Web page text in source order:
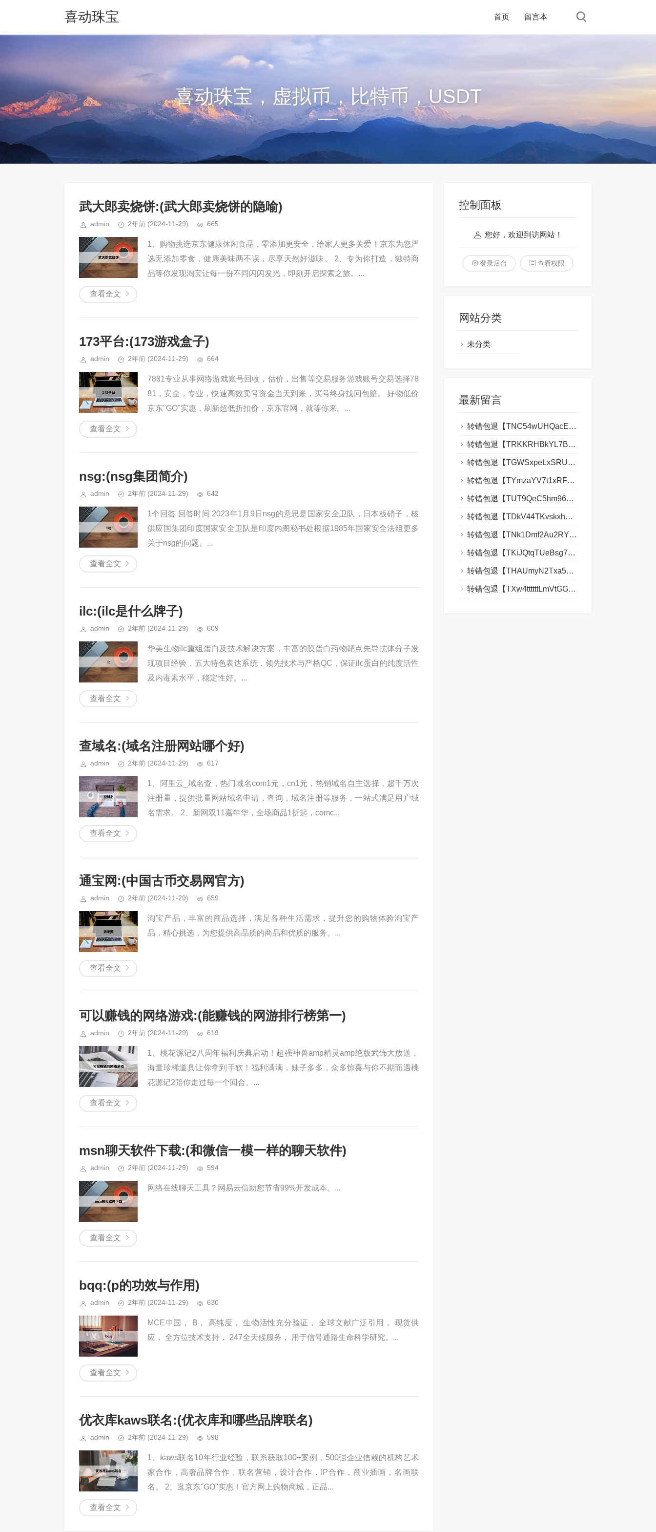
喜动珠宝 首页 留言本
喜动珠宝，虚拟币，比特币，USDT
武大郎卖烧饼:(武大郎卖烧饼的隐喻)
admin 2年前 (2024-11-29) 665
1、购物挑选京东健康休闲食品，零添加更安全，给家人更多关爱！京东为您严
选无添加零食，健康美味两不误，尽享天然好滋味。 2、专为你打造，独特商
品等你发现淘宝让每一份不同闪闪发光，即刻开启探索之旅。...
查看全文
173平台:(173游戏盒子)
admin 2年前 (2024-11-29) 664
7881专业从事网络游戏账号回收，估价，出售等交易服务游戏账号交易选择78
81，安全，专业，快速高效卖号资金当天到账，买号终身找回包赔。 好物低价
京东"GO"实惠，刷新超低折扣价，京东官网，就等你来。...
查看全文
nsg:(nsg集团简介)
admin 2年前 (2024-11-29) 642
1个回答 回答时间 2023年1月9日nsg的意思是国家安全卫队，日本板硝子，核
供应国集团印度国家安全卫队是印度内阁秘书处根据1985年国家安全法组更多
关于nsg的问题。...
查看全文
ilc:(ilc是什么牌子)
admin 2年前 (2024-11-29) 609
华美生物ilc重组蛋白及技术解决方案，丰富的膜蛋白药物靶点先导抗体分子发
现项目经验，五大特色表达系统，领先技术与严格QC，保证ilc蛋白的纯度活性
及内毒素水平，稳定性好。...
查看全文
查域名:(域名注册网站哪个好)
admin 2年前 (2024-11-29) 617
1、阿里云_域名查，热门域名com1元，cn1元，热销域名自主选择，超千万次
注册量，提供批量网站域名申请，查询，域名注册等服务，一站式满足用户域
名需求。 2、新网双11嘉年华，全场商品1折起，comc...
查看全文
通宝网:(中国古币交易网官方)
admin 2年前 (2024-11-29) 659
淘宝产品，丰富的商品选择，满足各种生活需求，提升您的购物体验淘宝产
品，精心挑选，为您提供高品质的商品和优质的服务。...
查看全文
可以赚钱的网络游戏:(能赚钱的网游排行榜第一)
admin 2年前 (2024-11-29) 619
1、桃花源记2八周年福利庆典启动！超强神兽amp精灵amp绝版武饰大放送，
海量珍稀道具让你拿到手软！福利满满，妹子多多，众多惊喜与你不期而遇桃
花源记2陪你走过每一个回合。...
查看全文
msn聊天软件下载:(和微信一模一样的聊天软件)
admin 2年前 (2024-11-29) 594
网络在线聊天工具？网易云信助您节省99%开发成本。...
查看全文
bqq:(p的功效与作用)
admin 2年前 (2024-11-29) 630
MCE中国， B， 高纯度， 生物活性充分验证， 全球文献广泛引用， 现货供
应， 全方位技术支持， 247全天候服务， 用于信号通路生命科学研究。...
查看全文
优衣库kaws联名:(优衣库和哪些品牌联名)
admin 2年前 (2024-11-29) 598
1、kaws联名10年行业经验，联系获取100+案例，500强企业信赖的机构艺术
家合作，高奢品牌合作，联名营销，设计合作，IP合作，商业插画，名画联
名。 2、逛京东"GO"实惠！官方网上购物商城，正品...
查看全文
控制面板
您好，欢迎到访网站！
登录后台 查看权限
网站分类
未分类
最新留言
转错包退【TNC54wUHQacEfFhMWPs44hvWue2G555555】客服TeleGram:【@TrxEm】
转错包退【TRKKRHBkYL7BPLKVYJp29zqYXqTv9XVnDR】客服TeleGram:【@TrxEm】
转错包退【TGWSxpeLxSRUTyi58A8fgT738drLR3vCHP】客服TeleGram:【@TrxEm】
转错包退【TYmzaYV7t1xRFE7Ayh22dV9y2h88888888】客服TeleGram:【@TrxEm】
转错包退【TUT9QeC5hm96yhtEkSBpztCih2hLKMv92u】客服TeleGram:【@TrxEm】
转错包退【TDkV44TKvskxhTRZs5CqPnvR1qHPTLBtgY】客服TeleGram:【@TrxEm】
转错包退【TNk1Dmf2Au2RYP3uAjLRjnnuPrDBUQQQQQ】客服TeleGram:【@TrxEm】
转错包退【TKiJQtqTUeBsg72McgymNZzWqL786MnYWx】客服TeleGram:【@TrxEm】
转错包退【THAUmyN2Txa5gmEr7Xhn1Qi7rXYcEjRznL】客服TeleGram:【@TrxEm】
转错包退【TXw4ttttttLmVtGGxYXMS4crHNRQfdwcGd】客服TeleGram:【@TrxEm】